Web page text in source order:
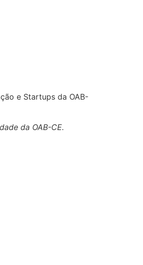
e Startups da OAB-
da OAB-CE.